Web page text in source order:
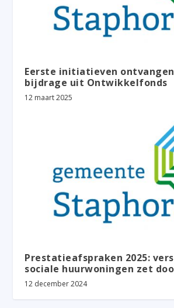
Eerste initiatieven
bijdrage uit Ontwikkelfonds
12 maart 2025
Prestatieafspraken 2025:
sociale huurwoningen zet
12 december 2024